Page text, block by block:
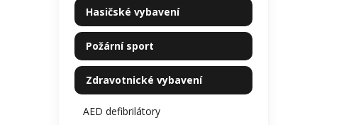
Hasičské vybavení
Požární sport
Zdravotnické vybavení
AED defibrilátory